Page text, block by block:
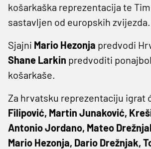
košarkaška reprezentacija te
sastavljen od europskih zvijezda.
Sjajni Mario Hezonja predvodi
Shane Larkin predvoditi
košarkaše.
Za hrvatsku reprezentaciju igrat
Filipović, Martin Junaković,
Antonio Jordano, Mateo
Mario Hezonja, Dario Drežnjak,